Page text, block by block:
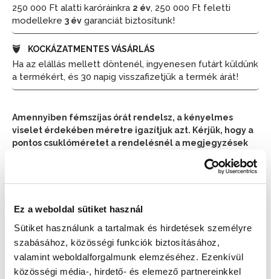
Ez a weboldal sütiket használ
Sütiket használunk a tartalmak és hirdetések személyre
szabásához, közösségi funkciók biztosításához,
valamint weboldalforgalmunk elemzéséhez. Ezenkívül
közösségi média-, hirdető- és elemező partnereinkkel
250 000 Ft alatti karóráinkra 2 év, 250 000 Ft feletti
modellekre 3 év garanciát biztosítunk!
KOCKÁZATMENTES VÁSÁRLÁS
Ha az elállás mellett döntenél, ingyenesen futárt küldünk
a termékért, és 30 napig visszafizetjük a termék árát!
Amennyiben fémszíjas órát rendelsz, a kényelmes
viselet érdekében méretre igazítjuk azt. Kérjük, hogy a
pontos csuklóméretet a rendelésnél a megjegyzések
Augusztus 11. (Kedd)📦
Készleten:RAKTÁRON